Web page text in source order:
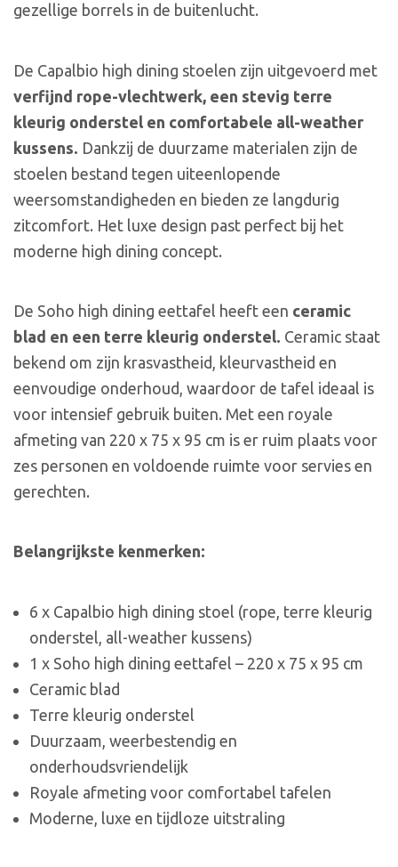
gezellige borrels in de buitenlucht.
De Capalbio high dining stoelen zijn uitgevoerd met
verfijnd rope-vlechtwerk, een stevig terre
kleurig onderstel en comfortabele all-weather
kussens. Dankzij de duurzame materialen zijn de
stoelen bestand tegen uiteenlopende
weersomstandigheden en bieden ze langdurig
zitcomfort. Het luxe design past perfect bij het
moderne high dining concept.
De Soho high dining eettafel heeft een ceramic
blad en een terre kleurig onderstel. Ceramic staat
bekend om zijn krasvastheid, kleurvastheid en
eenvoudige onderhoud, waardoor de tafel ideaal is
voor intensief gebruik buiten. Met een royale
afmeting van 220 x 75 x 95 cm is er ruim plaats voor
zes personen en voldoende ruimte voor servies en
gerechten.
Belangrijkste kenmerken:
6 x Capalbio high dining stoel (rope, terre kleurig
onderstel, all-weather kussens)
1 x Soho high dining eettafel – 220 x 75 x 95 cm
Ceramic blad
Terre kleurig onderstel
Duurzaam, weerbestendig en
onderhoudsvriendelijk
Royale afmeting voor comfortabel tafelen
Moderne, luxe en tijdloze uitstraling